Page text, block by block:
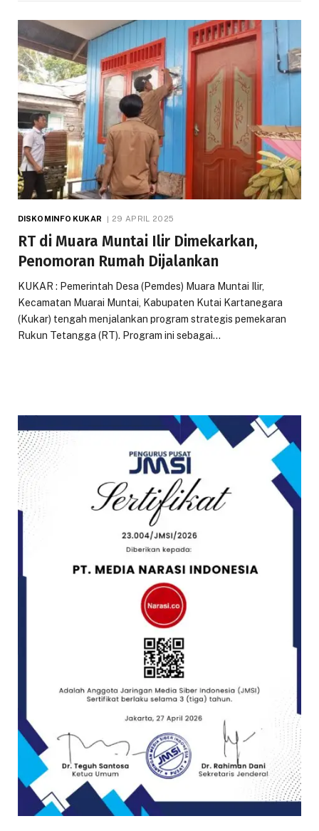
DISKOMINFO KUKAR 29 APRIL 2025
RT di Muara Muntai Ilir Dimekarkan,
Penomoran Rumah Dijalankan
KUKAR : Pemerintah Desa (Pemdes) Muara Muntai Ilir,
Kecamatan Muarai Muntai, Kabupaten Kutai Kartanegara
(Kukar) tengah menjalankan program strategis pemekaran
Rukun Tetangga (RT). Program ini sebagai…